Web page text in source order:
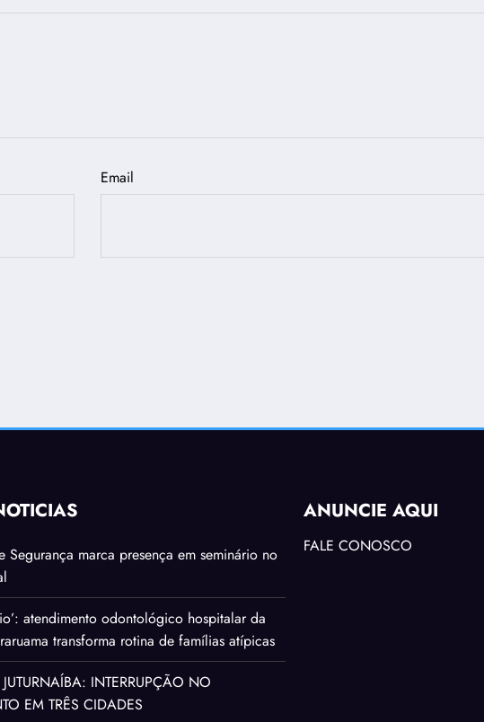
Email
Segurança marca presença em seminário no
atendimento odontológico hospitalar da
transforma rotina de famílias atípicas
INTERRUPÇÃO NO
EM TRÊS CIDADES
ANUNCIE AQUI
FALE CONOSCO